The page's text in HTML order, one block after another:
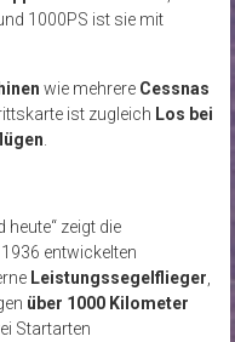
1000PS ist sie mit
wie mehrere Cessnas
ist zugleich Los bei
zeigt die
entwickelten
Leistungssegelflieger
über 1000 Kilometer
Startarten